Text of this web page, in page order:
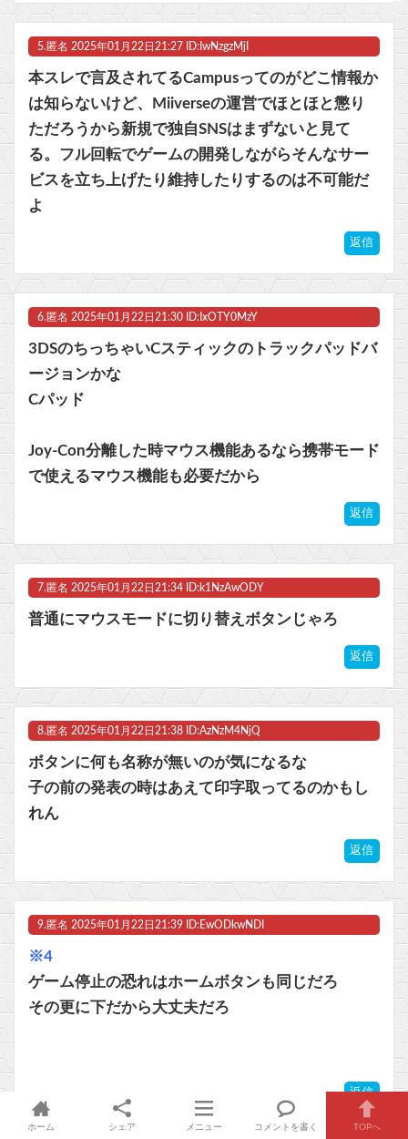
5. 匿名 2025年01月22日21:27 ID:IwNzgzMjI
本スレで言及されてるCampusってのがどこ情報か
は知らないけど、Miiverseの運営でほとほと懲り
ただろうから新規で独自SNSはまずないと見て
る。フル回転でゲームの開発しながらそんなサー
ビスを立ち上げたり維持したりするのは不可能だ
よ
返信
6. 匿名 2025年01月22日21:30 ID:IxOTY0MzY
3DSのちっちゃいCスティックのトラックパッドバ
ージョンかな
Cパッド
Joy-Con分離した時マウス機能あるなら携帯モード
で使えるマウス機能も必要だから
返信
7. 匿名 2025年01月22日21:34 ID:k1NzAwODY
普通にマウスモードに切り替えボタンじゃろ
返信
8. 匿名 2025年01月22日21:38 ID:AzNzM4NjQ
ボタンに何も名称が無いのが気になるな
子の前の発表の時はあえて印字取ってるのかもし
れん
返信
9. 匿名 2025年01月22日21:39 ID:EwODkwNDI
※4
ゲーム停止の恐れはホームボタンも同じだろ
その更に下だから大丈夫だろ
返信
このコメントへの反応（1レス）：
ホーム シェア メニュー コメントを書く TOPへ